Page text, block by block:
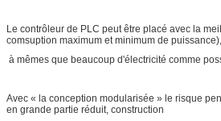
Le contrôleur de PLC peut être placé avec la
comsuption maximum et minimum de puissance),
à mêmes que beaucoup d'électricité comme
Avec « la conception modularisée » le risque
en grande partie réduit, construction